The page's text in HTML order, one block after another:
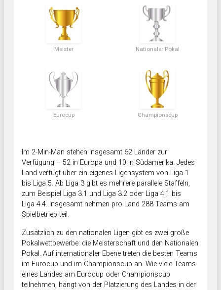
Meister Nationaler Pokal
Eurocup Championscup
Im 2-Min-Man stehen insgesamt 62 Länder zur
Verfügung – 52 in Europa und 10 in Südamerika. Jedes
Land verfügt über ein eigenes Ligensystem von Liga 1
bis Liga 5. Ab Liga 3 gibt es mehrere parallele Staffeln,
zum Beispiel Liga 3.1 und Liga 3.2 oder Liga 4.1 bis
Liga 4.4. Insgesamt nehmen pro Land 288 Teams am
Spielbetrieb teil.
Zusätzlich zu den nationalen Ligen gibt es zwei große
Pokalwettbewerbe: die Meisterschaft und den Nationalen
Pokal. Auf internationaler Ebene treten die besten Teams
im Eurocup und im Championscup an. Wie viele Teams
eines Landes am Eurocup oder Championscup
teilnehmen, hängt von der Platzierung des Landes in der